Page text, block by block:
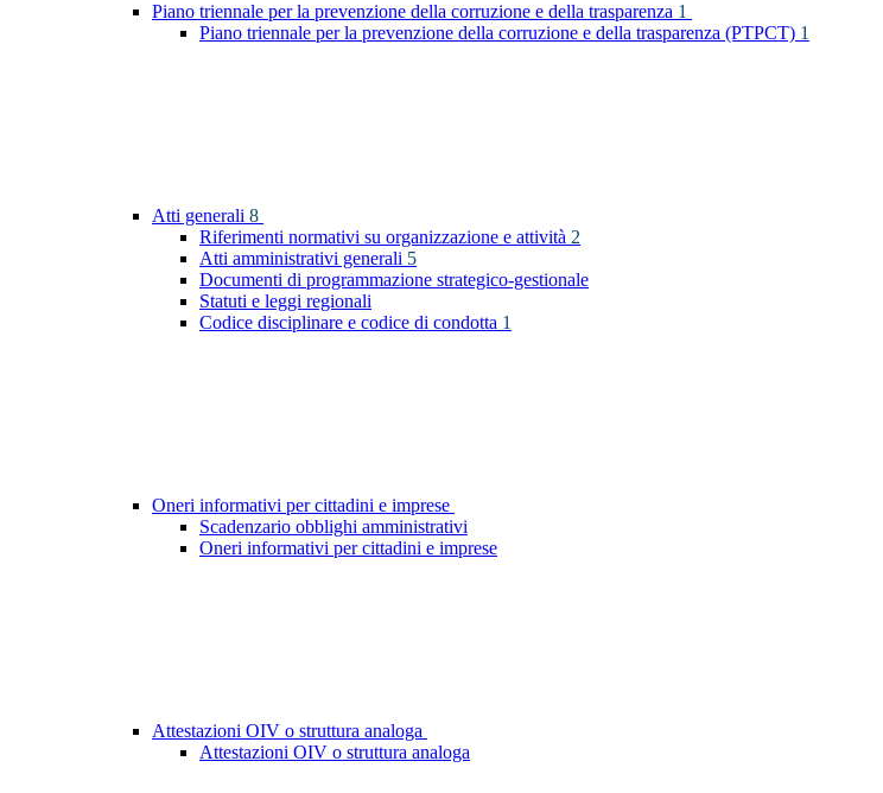
Piano triennale per la prevenzione della corruzione e della trasparenza 1
Piano triennale per la prevenzione della corruzione e della trasparenza (PTPCT) 1
Atti generali 8
Riferimenti normativi su organizzazione e attività 2
Atti amministrativi generali 5
Documenti di programmazione strategico-gestionale
Statuti e leggi regionali
Codice disciplinare e codice di condotta 1
Oneri informativi per cittadini e imprese
Scadenzario obblighi amministrativi
Oneri informativi per cittadini e imprese
Attestazioni OIV o struttura analoga
Attestazioni OIV o struttura analoga